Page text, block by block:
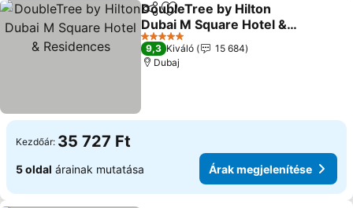
Megosztás
Hozzáadás a kedvencekhez
DoubleTree by Hilton
Dubai M Square Hotel &
Residences
Árak megjelenítése
5 Kategória
9,3 Kiváló
15 684
Dubaj
Kezdőár: 35 727 Ft
5 oldal árainak mutatása Árak megjelenítése